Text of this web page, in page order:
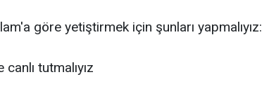
göre yetiştirmek için şunları yapmalıyız:
tutmalıyız